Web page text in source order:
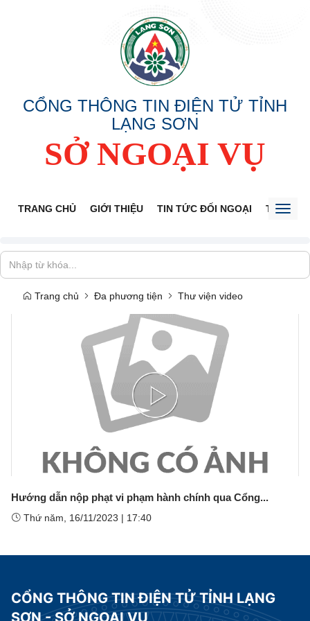
CỔNG THÔNG TIN ĐIỆN TỬ TỈNH
LẠNG SƠN
SỞ NGOẠI VỤ
TRANG CHỦ GIỚI THIỆU TIN TỨC ĐỐI NGOẠI THÔNG
Trang chủ Đa phương tiện Thư viện video
Play
Video
Hướng dẫn nộp phạt vi phạm hành chính qua Cổng...
Thứ năm, 16/11/2023 | 17:40
CỔNG THÔNG TIN ĐIỆN TỬ TỈNH LẠNG
SƠN - SỞ NGOẠI VỤ